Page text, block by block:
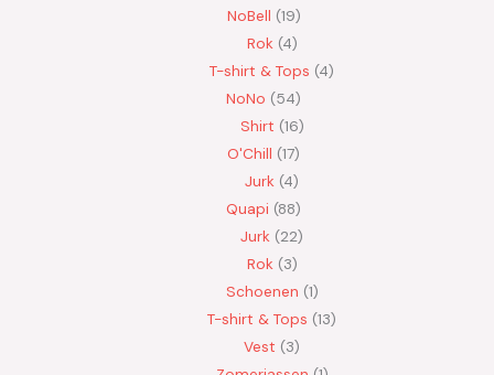
NoBell 19
Rok 4
T-shirt & Tops 4
NoNo
54
Shirt 16
O'Chill 17
Jurk 4
Quapi 88
Jurk
22
Rok 3
Schoenen 1
T-shirt & Tops 13
Vest
3